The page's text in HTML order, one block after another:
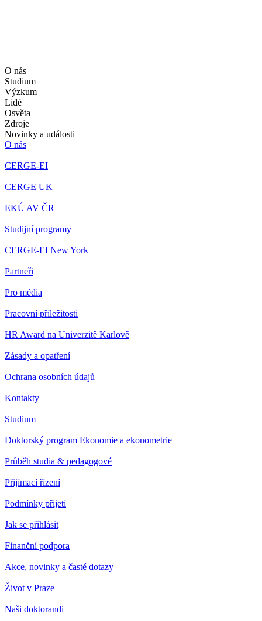
O nás
Studium
Výzkum
Lidé
Osvěta
Zdroje
Novinky a události
O nás
CERGE-EI
CERGE UK
EKÚ AV ČR
Studijní programy
CERGE-EI New York
Partneři
Pro média
Pracovní příležitosti
HR Award na Univerzitě Karlově
Zásady a opatření
Ochrana osobních údajů
Kontakty
Studium
Doktorský program Ekonomie a ekonometrie
Průběh studia & pedagogové
Přijímací řízení
Podmínky přijetí
Jak se přihlásit
Finanční podpora
Akce, novinky a časté dotazy
Život v Praze
Naši doktorandi